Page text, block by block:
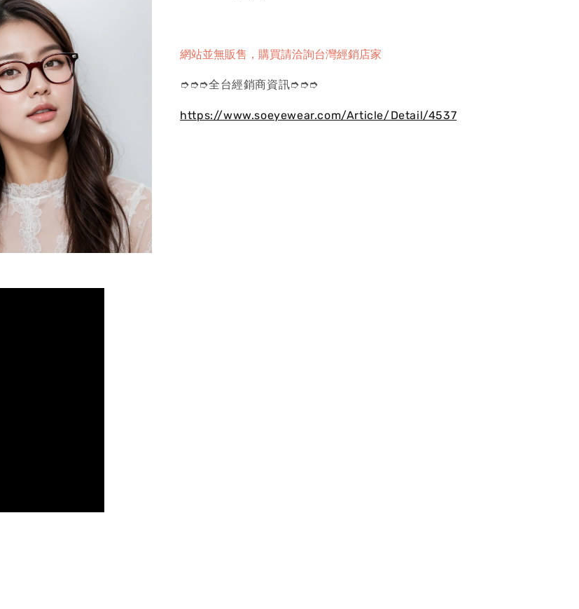
網站並無販售，購買請洽詢台灣經銷店家
➮➮➮全台經銷商資訊➮➮➮
https://www.soeyewear.com/Article/Detail/4537